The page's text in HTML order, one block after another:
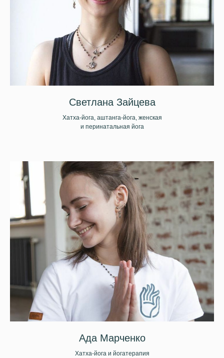
Светлана Зайцева
Хатха-йога, аштанга-йога, женская
и перинатальная йога
Ада Марченко
Хатха-йога и йогатерапия